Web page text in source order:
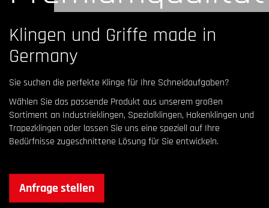
Klingen und Griffe made in
Germany
Sie suchen die perfekte Klinge für Ihre Schneidaufgaben?
Wählen Sie das passende Produkt aus unserem großen
Sortiment an Industrieklingen, Spezialklingen, Hakenklingen und
Trapezklingen oder lassen Sie uns eine speziell auf Ihre
Bedürfnisse zugeschnittene Lösung für Sie entwickeln.
Anfrage stellen